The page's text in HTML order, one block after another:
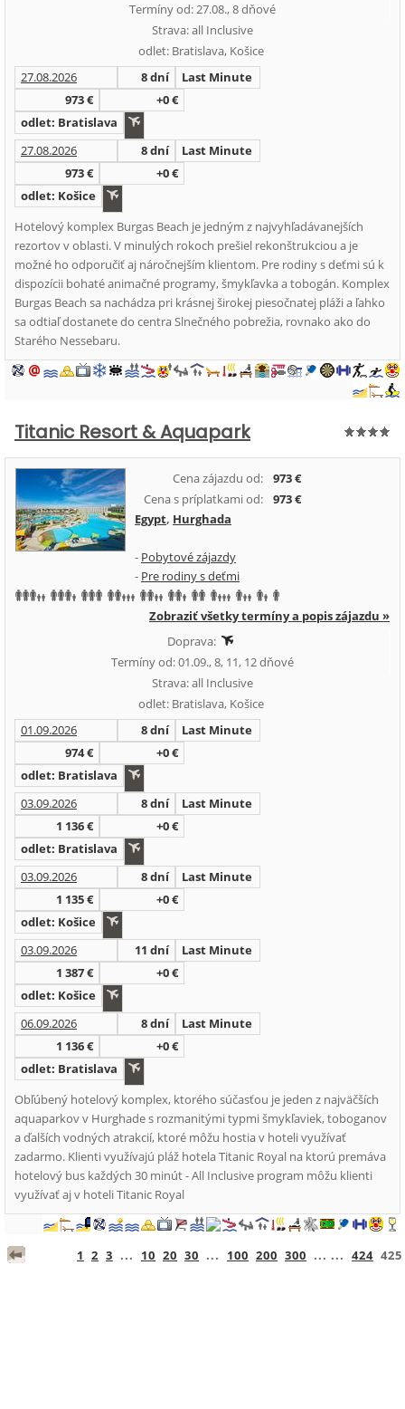
Termíny od: 27.08., 8 dňové
Strava: all Inclusive
odlet: Bratislava, Košice
27.08.2026
8 dní
Last Minute
973 €
+0 €
odlet: Bratislava
27.08.2026
8 dní
Last Minute
973 €
+0 €
odlet: Košice
Hotelový komplex Burgas Beach je jedným z najvyhľadávanejších
rezortov v oblasti. V minulých rokoch prešiel rekonštrukciou a je
možné ho odporučiť aj náročnejším klientom. Pre rodiny s deťmi sú k
dispozícii bohaté animačné programy, šmykľavka a tobogán. Komplex
Burgas Beach sa nachádza pri krásnej širokej piesočnatej pláži a ľahko
sa odtiaľ dostanete do centra Slnečného pobrežia, rovnako ako do
Starého Nessebaru.
Titanic Resort & Aquapark
Cena zájazdu od:
973 €
Cena s príplatkami od:
973 €
Egypt, Hurghada
- Pobytové zájazdy
- Pre rodiny s deťmi
Zobraziť všetky termíny a popis zájazdu »
Doprava:
Termíny od: 01.09., 8, 11, 12 dňové
Strava: all Inclusive
odlet: Bratislava, Košice
01.09.2026
8 dní
Last Minute
974 €
+0 €
odlet: Bratislava
03.09.2026
8 dní
Last Minute
1 136 €
+0 €
odlet: Bratislava
03.09.2026
8 dní
Last Minute
1 135 €
+0 €
odlet: Košice
03.09.2026
11 dní
Last Minute
1 387 €
+0 €
odlet: Košice
06.09.2026
8 dní
Last Minute
1 136 €
+0 €
odlet: Bratislava
Obľúbený hotelový komplex, ktorého súčasťou je jeden z najväčších
aquaparkov v Hurghade s rozmanitými typmi šmykľaviek, toboganov
a ďalších vodných atrakcií, ktoré môžu hostia v hoteli využívať
zadarmo. Klienti využívajú pláž hotela Titanic Royal na ktorú premáva
hotelový bus každých 30 minút - All Inclusive program môžu klienti
využívať aj v hoteli Titanic Royal
1 2 3 ... 10 20 30 ... 100 200 300 ... ... 424 425